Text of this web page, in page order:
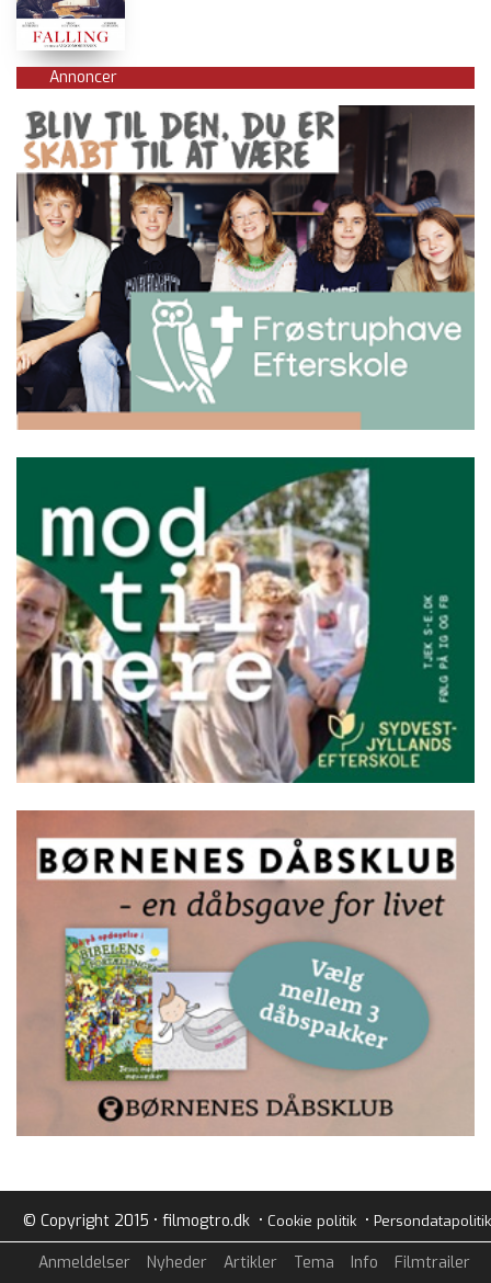
Annoncer
© Copyright 2015 • filmogtro.dk • Cookie politik• Persondatapolitik
Anmeldelser Nyheder Artikler Tema Info Filmtrailer